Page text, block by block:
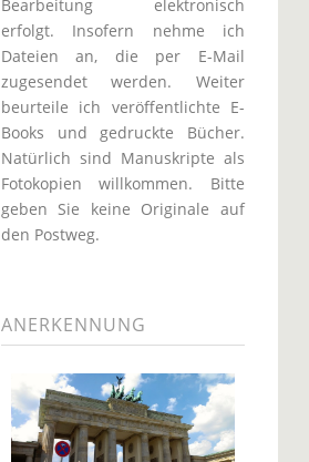
Bearbeitung elektronisch
erfolgt. Insofern nehme ich
Dateien an, die per E-Mail
zugesendet werden. Weiter
beurteile ich veröffentlichte E-
Books und gedruckte Bücher.
Natürlich sind Manuskripte als
Fotokopien willkommen. Bitte
geben Sie keine Originale auf
den Postweg.
ANERKENNUNG